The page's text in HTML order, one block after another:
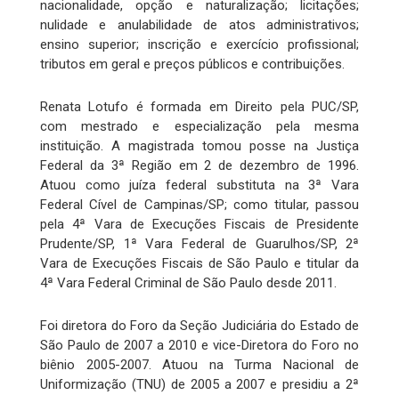
nacionalidade, opção e naturalização; licitações;
nulidade e anulabilidade de atos administrativos;
ensino superior; inscrição e exercício profissional;
tributos em geral e preços públicos e contribuições.
Renata Lotufo é formada em Direito pela PUC/SP,
com mestrado e especialização pela mesma
instituição. A magistrada tomou posse na Justiça
Federal da 3ª Região em 2 de dezembro de 1996.
Atuou como juíza federal substituta na 3ª Vara
Federal Cível de Campinas/SP; como titular, passou
pela 4ª Vara de Execuções Fiscais de Presidente
Prudente/SP, 1ª Vara Federal de Guarulhos/SP, 2ª
Vara de Execuções Fiscais de São Paulo e titular da
4ª Vara Federal Criminal de São Paulo desde 2011.
Foi diretora do Foro da Seção Judiciária do Estado de
São Paulo de 2007 a 2010 e vice-Diretora do Foro no
biênio 2005-2007. Atuou na Turma Nacional de
Uniformização (TNU) de 2005 a 2007 e presidiu a 2ª